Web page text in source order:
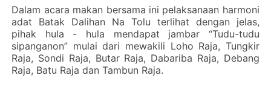
Dalam acara makan bersama ini pelaksanaan harmoni
adat Batak Dalihan Na Tolu terlihat dengan jelas,
pihak hula - hula mendapat jambar “Tudu-tudu
sipanganon” mulai dari mewakili Loho Raja, Tungkir
Raja, Sondi Raja, Butar Raja, Dabariba Raja, Debang
Raja, Batu Raja dan Tambun Raja.